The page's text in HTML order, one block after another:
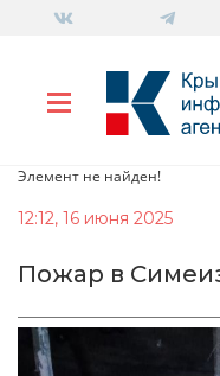
Элемент не найден!
12:12, 16 июня 2025
Пожар в